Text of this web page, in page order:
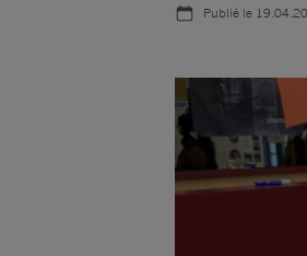
Publié le